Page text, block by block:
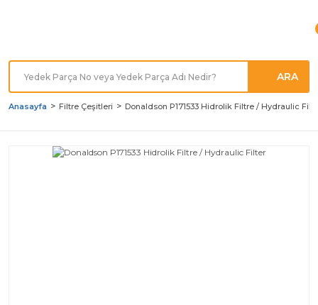
ARA
Anasayfa Filtre Çeşitleri Donaldson P171533 Hidrolik Filtre / Hydraulic